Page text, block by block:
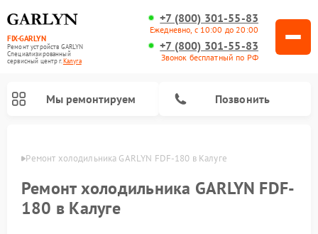
FIX-GARLYN
Ремонт устройств GARLYN
Специализированный
cервисный центр г.Калуга
+7 (800) 301-55-83
Ежедневно, с 10:00 до 20:00
+7 (800) 301-55-83
Звонок бесплатный по РФ
Мы ремонтируем Позвонить
Ремонт холодильника GARLYN FDF-180 в Калуге
Ремонт холодильника GARLYN FDF-
180 в Калуге